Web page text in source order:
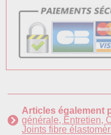
Articles également
générale, Entretien,
Joints fibre